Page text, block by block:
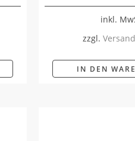
inkl.
zzgl.
IN DEN